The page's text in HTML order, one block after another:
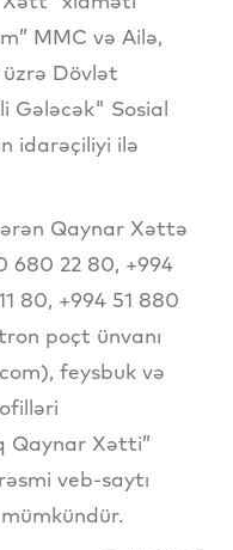
MMC və Ailə,
üzrə Dövlət
Gələcək" Sosial
idarəçiliyi ilə
Qaynar Xəttə
680 22 80, +994
80, +994 51 880
poçt ünvanı
feysbuk və
Qaynar Xətti”
veb-saytı